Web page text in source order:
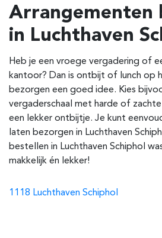
Arrangementen
in Luchthaven
Heb je een vroege vergadering of
kantoor? Dan is ontbijt of lunch op
bezorgen een goed idee. Kies
vergaderschaal met harde of
een lekker ontbijtje. Je kunt
laten bezorgen in Luchthaven
bestellen in Luchthaven Schiphol
makkelijk én lekker!
1118 Luchthaven Schiphol